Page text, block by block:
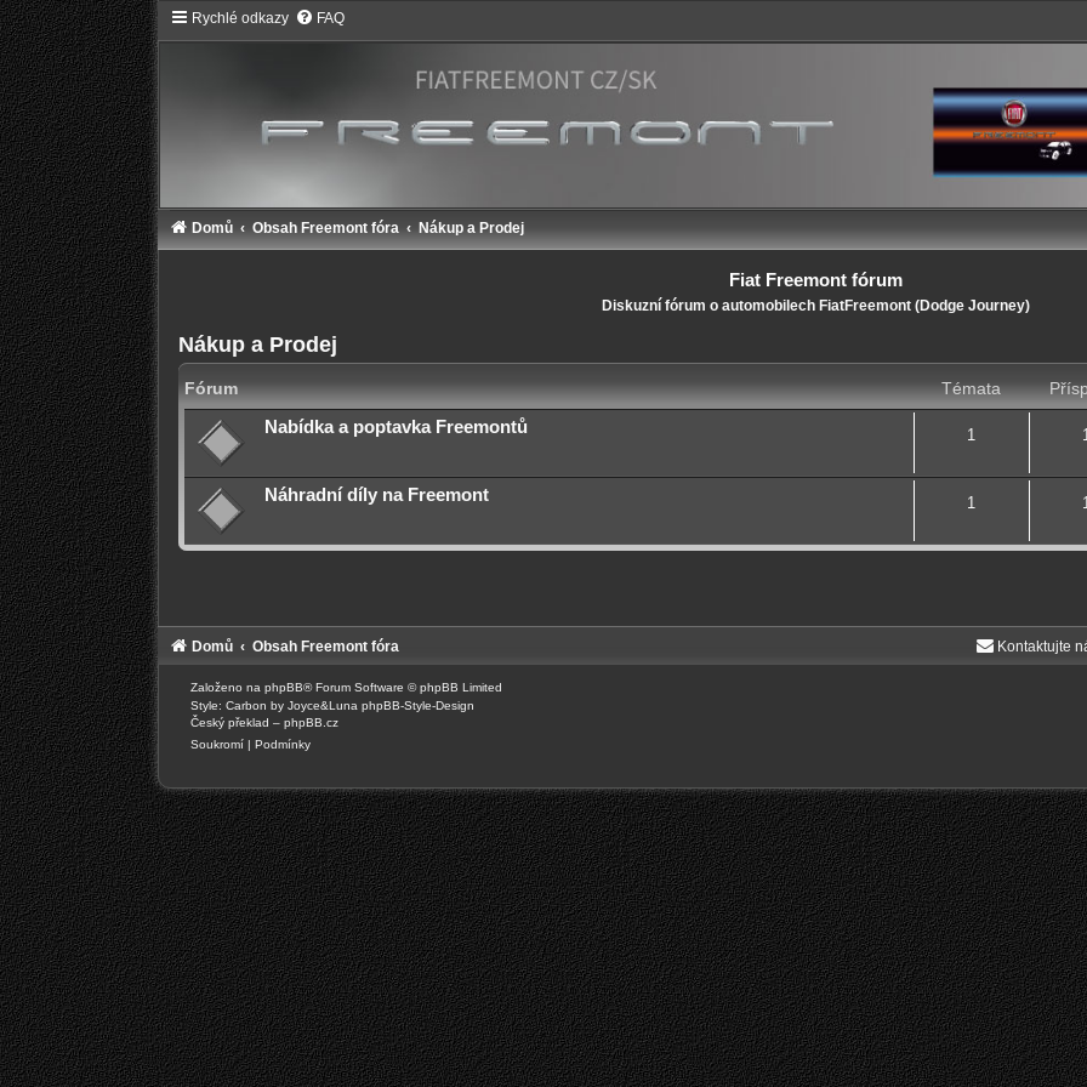
Rychlé odkazy FAQ
Domů Obsah Freemont fóra Nákup a Prodej
Fiat Freemont fórum
Diskuzní fórum o automobilech FiatFreemont (Dodge Journey)
Nákup a Prodej
Fórum Témata
Nabídka a poptavka Freemontů
1 1
Náhradní díly na Freemont 1 1
Domů Obsah Freemont fóra Kontaktujte
Založeno na phpBB® Forum Software © phpBB Limited
Style: Carbon by Joyce&Luna phpBB-Style-Design
Český překlad – phpBB.cz
Soukromí | Podmínky